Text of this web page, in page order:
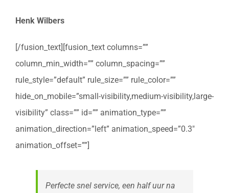
Henk Wilbers
[/fusion_text][fusion_text columns=””
column_min_width=”” column_spacing=””
rule_style=”default” rule_size=”” rule_color=””
hide_on_mobile=”small-visibility,medium-visibility,large-
visibility” class=”” id=”” animation_type=””
animation_direction=”left” animation_speed=”0.3″
animation_offset=””]
Perfecte snel service, een half uur na